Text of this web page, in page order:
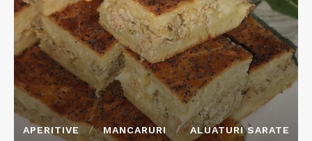
APERITIVE MANCARURI ALUATURI SARATE